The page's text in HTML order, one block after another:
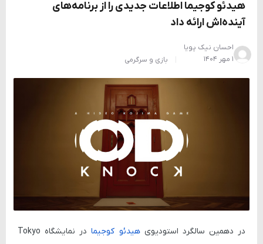
هیدئو کوجیما اطلاعات جدیدی را از برنامه‌های
آینده‌اش ارائه داد
احسان نیک پویا
۱ مهر ۱۴۰۴
بازی و سرگرمی
در دهمین سالگرد استودیویهیدئو کوجیمادر نمایشگاه Tokyo